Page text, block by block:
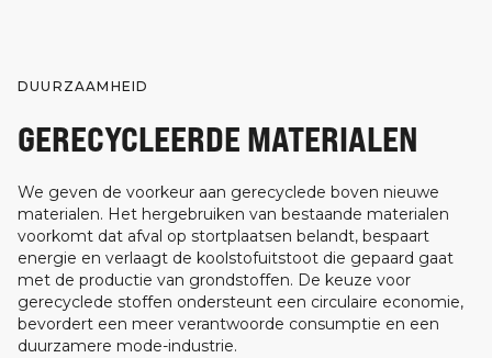
DUURZAAMHEID
GERECYCLEERDE MATERIALEN
We geven de voorkeur aan gerecyclede boven nieuwe
materialen. Het hergebruiken van bestaande materialen
voorkomt dat afval op stortplaatsen belandt, bespaart
energie en verlaagt de koolstofuitstoot die gepaard gaat
met de productie van grondstoffen. De keuze voor
gerecyclede stoffen ondersteunt een circulaire economie,
bevordert een meer verantwoorde consumptie en een
duurzamere mode-industrie.